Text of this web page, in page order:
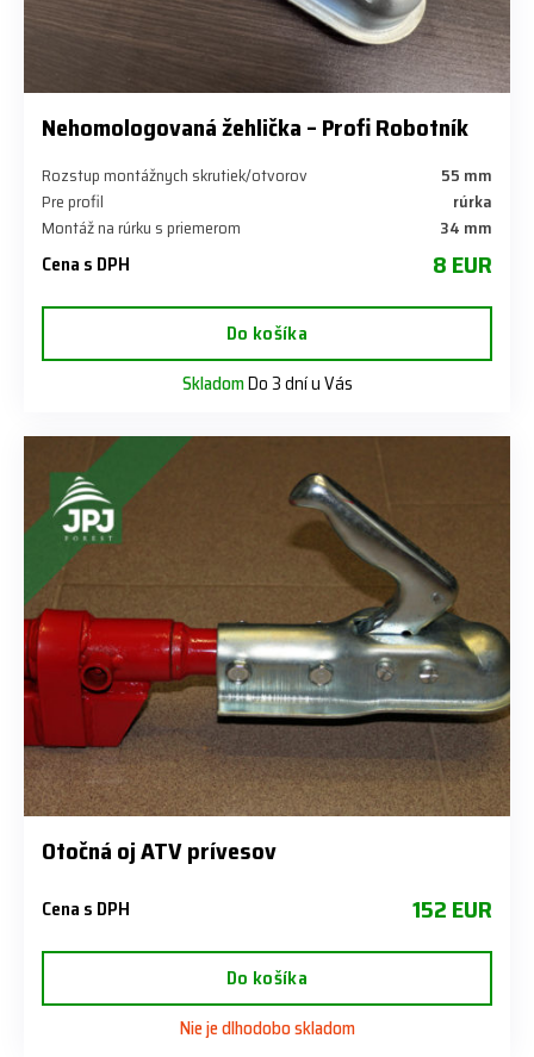
Nehomologovaná žehlička – Profi Robotník
Rozstup montážnych skrutiek/otvorov
55 mm
Pre profil
rúrka
Montáž na rúrku s priemerom
34 mm
Cena s DPH 8 EUR
Do košíka
SkladomDo 3 dní u Vás
Otočná oj ATV prívesov
Cena s DPH 152 EUR
Do košíka
Nie je dlhodobo skladom